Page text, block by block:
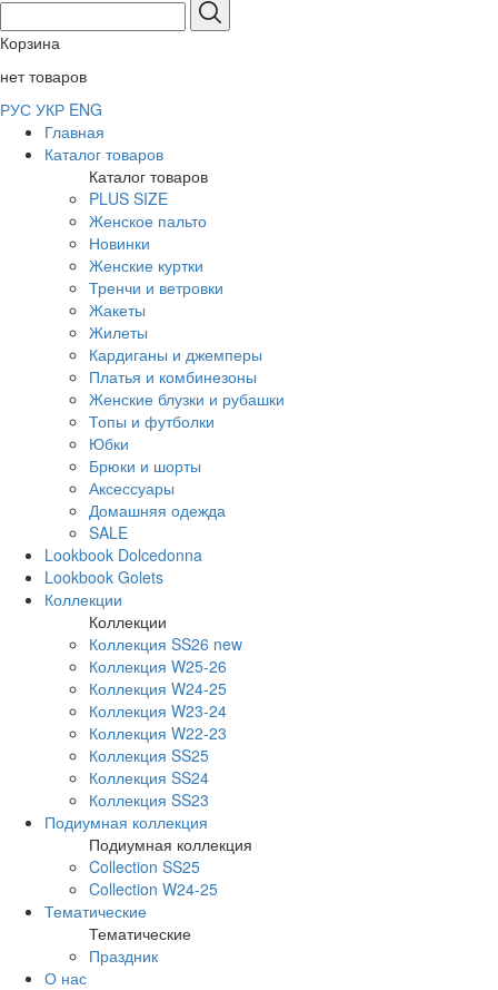
Корзина
нет товаров
РУС УКР ENG
Главная
Каталог товаров
Каталог товаров
PLUS SIZE
Женское пальто
Новинки
Женские куртки
Тренчи и ветровки
Жакеты
Жилеты
Кардиганы и джемперы
Платья и комбинезоны
Женские блузки и рубашки
Топы и футболки
Юбки
Брюки и шорты
Аксессуары
Домашняя одежда
SALE
Lookbook Dolcedonna
Lookbook Golets
Коллекции
Коллекции
Коллекция SS26 new
Коллекция W25-26
Коллекция W24-25
Коллекция W23-24
Коллекция W22-23
Коллекция SS25
Коллекция SS24
Коллекция SS23
Подиумная коллекция
Подиумная коллекция
Collection SS25
Collection W24-25
Тематические
Тематические
Праздник
О нас